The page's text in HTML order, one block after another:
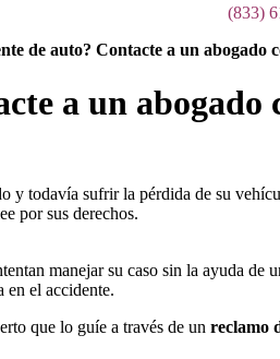
(833)
de auto? Contacte a un abogado
a un abogado
y todavía sufrir la pérdida de su
por sus derechos.
manejar su caso sin la ayuda
en el accidente.
que lo guíe a través de un reclamo